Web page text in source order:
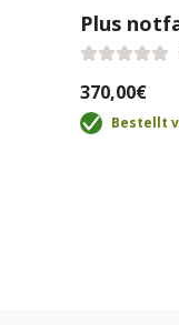
Plus
370,00€
Bestellt